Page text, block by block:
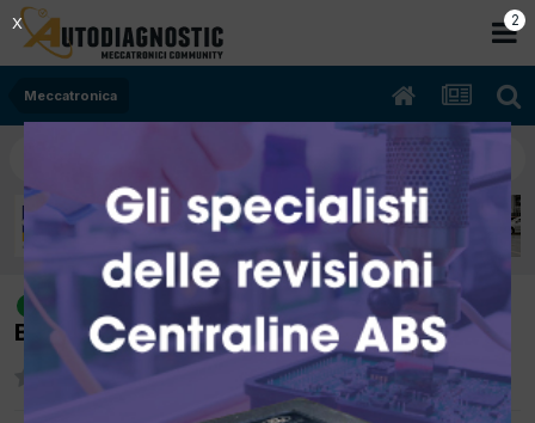
Meccatronica
risolto
[vw golf 6 06/2009 1.4cc cax 90Kw
Benzina] NON PARTE
2
X